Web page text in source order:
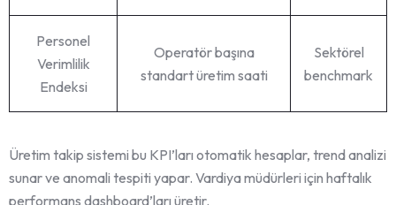
Personel
Verimlilik
Endeksi
Operatör başına
standart üretim saati
Sektörel
benchmark
Üretim takip sistemi bu KPI’ları otomatik hesaplar, trend analizi
sunar ve anomali tespiti yapar. Vardiya müdürleri için haftalık
performans dashboard’ları üretir.